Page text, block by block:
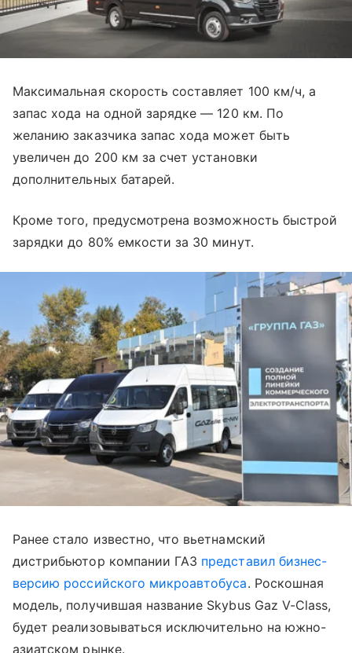
Максимальная скорость составляет 100 км/ч, а
запас хода на одной зарядке — 120 км. По
желанию заказчика запас хода может быть
увеличен до 200 км за счет установки
дополнительных батарей.
Кроме того, предусмотрена возможность быстрой
зарядки до 80% емкости за 30 минут.
Ранее стало известно, что вьетнамский
дистрибьютор компании ГАЗ представил бизнес-
версию российского микроавтобуса. Роскошная
модель, получившая название Skybus Gaz V-Class,
будет реализовываться исключительно на южно-
азиатском рынке.